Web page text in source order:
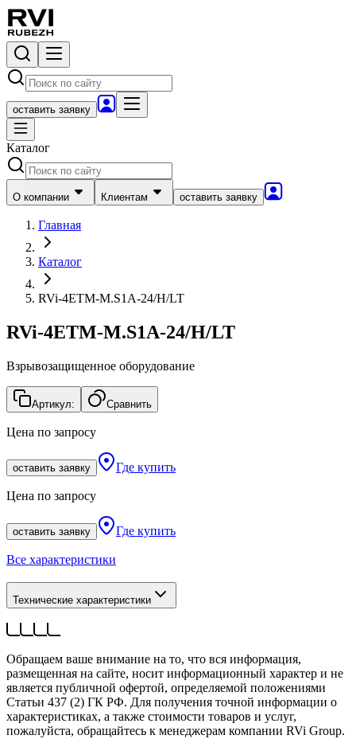
оставить заявку
Каталог
О компании Клиентам оставить заявку
Главная
Каталог
RVi-4ETM-M.S1A-24/H/LT
RVi-4ETM-M.S1A-24/H/LT
Взрывозащищенное оборудование
Артикул: Сравнить
Цена по запросу
оставить заявку Где купить
Цена по запросу
оставить заявку Где купить
Все характеристики
Технические характеристики
Обращаем ваше внимание на то, что вся информация,
размещенная на сайте, носит информационный характер и не
является публичной офертой, определяемой положениями
Статьи 437 (2) ГК РФ. Для получения точной информации о
характеристиках, а также стоимости товаров и услуг,
пожалуйста, обращайтесь к менеджерам компании RVi Group.